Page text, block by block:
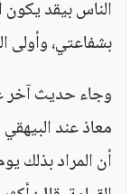
الناس بيقد يكون
بشفاعتي، وأولى
معاذ عند
أن المراد بذلك